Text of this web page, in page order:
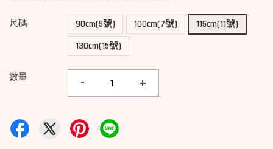
尺碼 90cm(5號) 100cm(7號)
115cm(11號)
130cm(15號)
數量 - +